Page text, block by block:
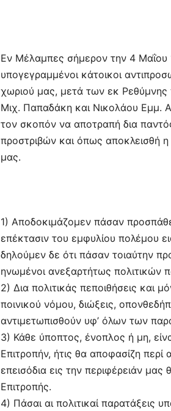
Εν Μέλαμπες σήμερον την 4 Μαΐου
υπογεγραμμένοι κάτοικοι
χωριού μας, μετά των εκ
Μιχ. Παπαδάκη και Νικολάου Εμμ.
τον σκοπόν να αποτραπή δια
προστριβών και όπως αποκλεισθή η
μας.
1) Αποδοκιμάζομεν πάσαν
επέκτασιν του εμφυλίου πολέμου
δηλούμεν δε ότι πάσαν τοιαύτην
ηνωμένοι ανεξαρτήτως πολιτικών
2) Δια πολιτικάς πεποιθήσεις και
ποινικού νόμου, διώξεις,
αντιμετωπισθούν υφ’ όλων των
3) Κάθε ύποπτος, ένοπλος ή μη,
Επιτροπήν, ήτις θα αποφασίζη
επεισόδια εις την περιφέρειάν
Επιτροπής.
4) Πάσαι αι πολιτικαί παρατάξεις